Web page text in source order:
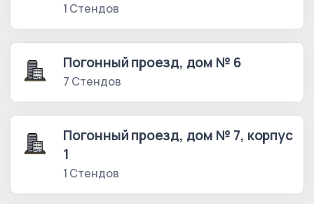
1 Стендов
Погонный проезд, дом № 6
7 Стендов
Погонный проезд, дом № 7, корпус
1
1 Стендов